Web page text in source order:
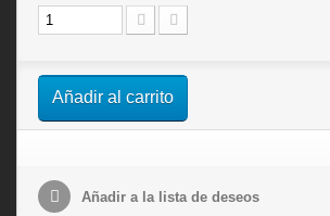
Añadir al carrito
Añadir a la lista de deseos